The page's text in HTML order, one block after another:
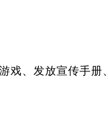
戏、发放宣传手